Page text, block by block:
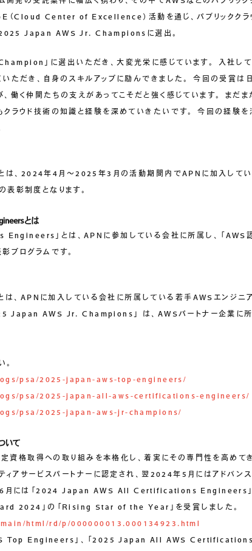
（Cloud Center of Excellence）活動を通じ、パブリッククラウ
2025 Japan AWS Jr. Championsに選出。
」に選出いただき、大変光栄に感じています。 入社して
いただき、自身のスキルアップに励んできました。 今回の受賞は
働く仲間たちの支えがあってこそだと強く感じています。 まだま
クラウド技術の知識と経験を深めていきたいです。 今回の経験を
、2024年4月～2025年3月の活動期間内でAPNに加入してい
彰制度となります。
とは
」とは、APNに参加している会社に所属し、「AWS認
プログラムです。
、APNに加入している会社に所属している若手AWSエンジニア
Japan AWS Jr. Champions」 は、AWSパートナー企業に
。
psa/2025-japan-aws-top-engineers/
psa/2025-japan-all-aws-certifications-engineers/
psa/2025-japan-aws-jr-champions/
いて
資格取得への取り組みを本格化し、着実にその専門性を高めてき
アサービスパートナーに認定され、翌2024年5月にはアドバンス
年6月には「2024 Japan AWS All Certifications Engineers」
2024」の「Rising Star of the Year」を受賞しました。
html/rd/p/000000013.000134923.html
Top Engineers」、「2025 Japan All AWS